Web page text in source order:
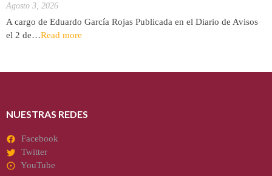
Agosto 3, 2026
A cargo de Eduardo García Rojas Publicada en el Diario de Avisos
el 2 de…Read more
NUESTRAS REDES
Facebook
Twitter
YouTube